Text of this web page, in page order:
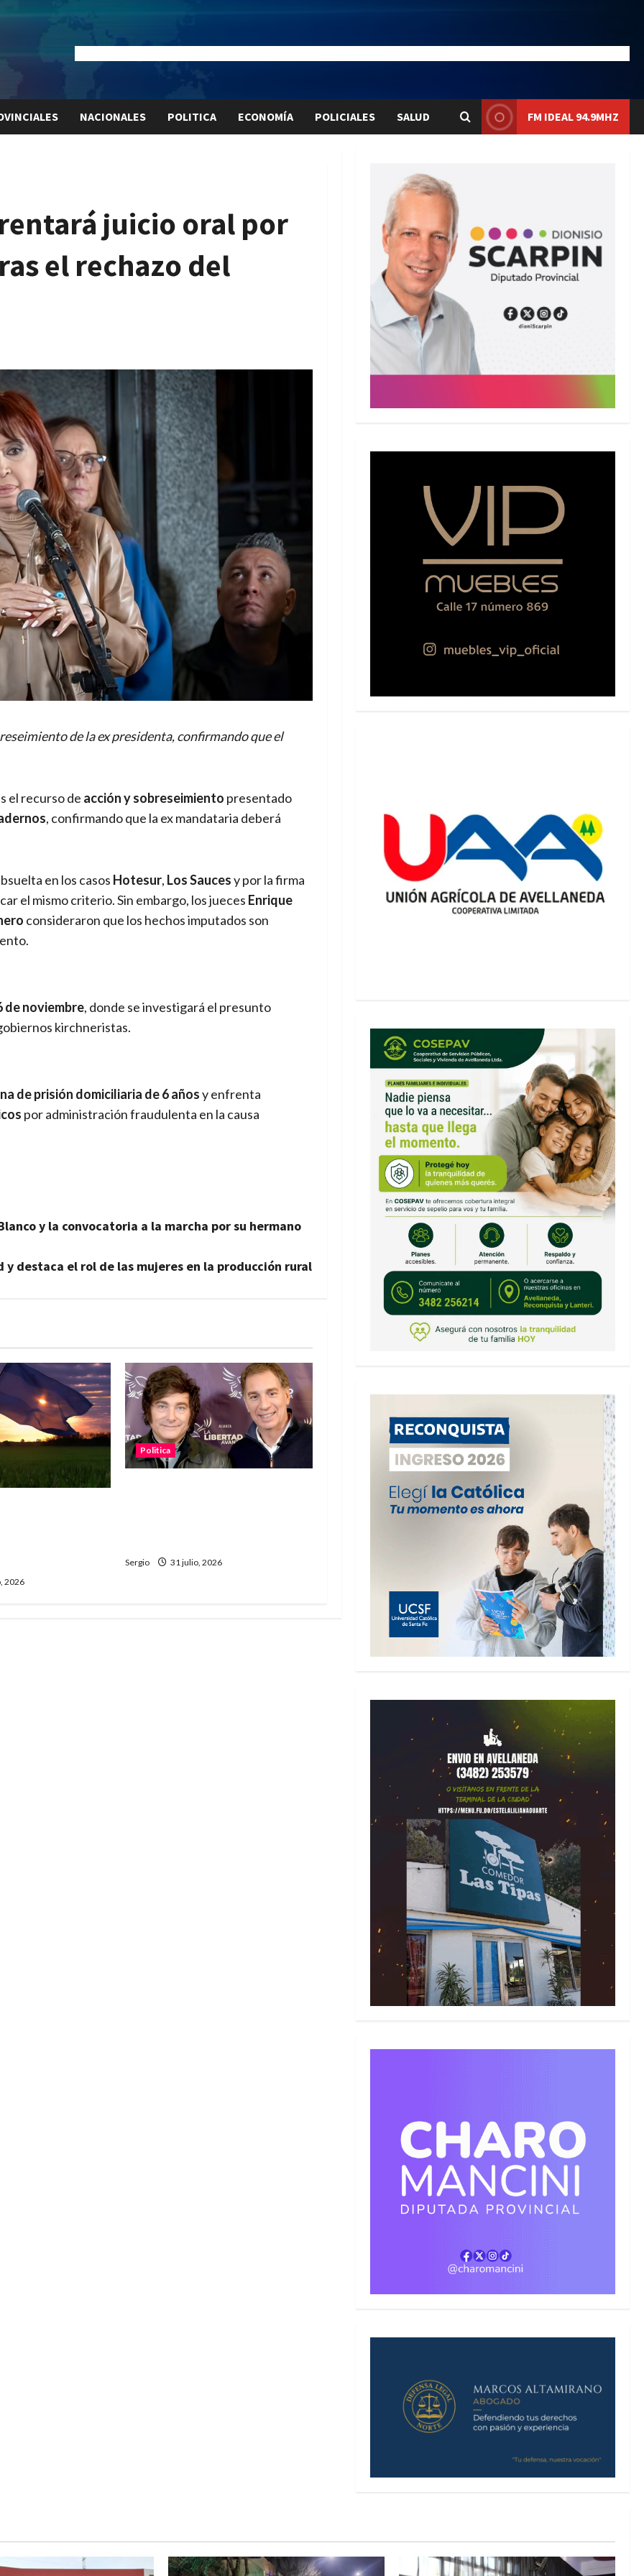
NACIONALES POLITICA ECONOMÍA POLICIALES SALUD FM IDEAL 94.9MHZ
juicio oral por
el rechazo del
de la ex presidenta, confirmando que el
el recurso de acción y sobreseimiento presentado
, confirmando que la ex mandataria deberá
en los casos Hotesur, Los Saucesy por la firma
el mismo criterio. Sin embargo, los jueces Enrique
consideraron que los hechos imputados son
de noviembre, donde se investigará el presunto
kirchneristas.
de prisión domiciliaria de 6 añosy enfrenta
por administración fraudulenta en la causa
y la convocatoria a la marcha por su hermano
destaca el rol de las mujeres en la producción rural
2026
Politica
Sergio 31 julio, 2026